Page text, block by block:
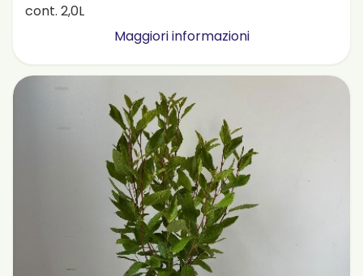
cont. 2,0L
Maggiori informazioni